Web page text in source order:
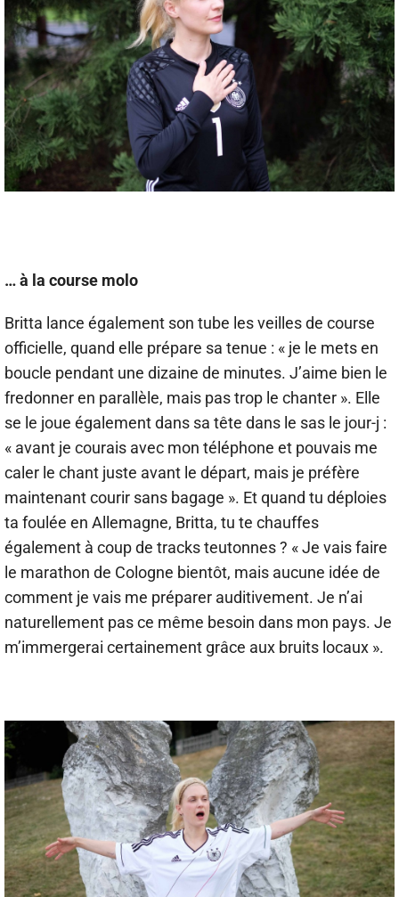
… à la course molo
Britta lance également son tube les veilles de course
officielle, quand elle prépare sa tenue : « je le mets en
boucle pendant une dizaine de minutes. J’aime bien le
fredonner en parallèle, mais pas trop le chanter ». Elle
se le joue également dans sa tête dans le sas le jour-j :
« avant je courais avec mon téléphone et pouvais me
caler le chant juste avant le départ, mais je préfère
maintenant courir sans bagage ». Et quand tu déploies
ta foulée en Allemagne, Britta, tu te chauffes
également à coup de tracks teutonnes ? « Je vais faire
le marathon de Cologne bientôt, mais aucune idée de
comment je vais me préparer auditivement. Je n’ai
naturellement pas ce même besoin dans mon pays. Je
m’immergerai certainement grâce aux bruits locaux ».